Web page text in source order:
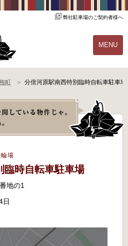
弊社駐車場のご契約者様へ
MENU
ご契約の流れ
駐輪場オーナー様へ
町 分倍河原駅南西特別臨時自転車駐車場
場
臨時自転車駐車場
地の1
日